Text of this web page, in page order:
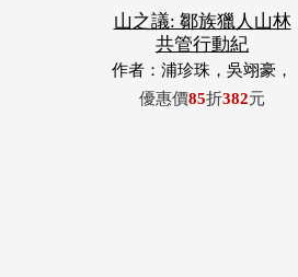
山之議: 鄒族獵人山林
共管行動紀
作者：浦珍珠，吳翊豪，
呂翊齊，張惠東，許玉
優惠價85折382元